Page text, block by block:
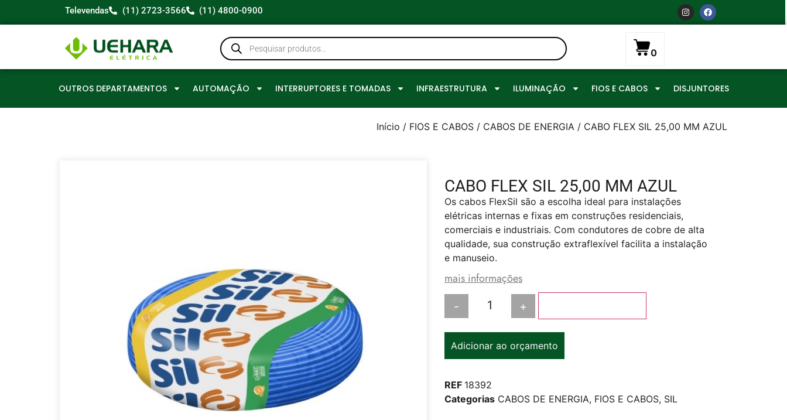
Televendas (11) 2723-3566 (11) 4800-0900
0
OUTROS DEPARTAMENTOS AUTOMAÇÃO INTERRUPTORES E TOMADAS INFRAESTRUTURA ILUMINAÇÃO FIOS E CABOS DISJUNTORES
Início / FIOS E CABOS / CABOS DE ENERGIA / CABO FLEX SIL 25,00 MM AZUL
CABO FLEX SIL 25,00 MM AZUL
Os cabos FlexSil são a escolha ideal para instalações
elétricas internas e fixas em construções residenciais,
comerciais e industriais. Com condutores de cobre de alta
qualidade, sua construção extraflexível facilita a instalação
e manuseio.
mais informações
- +
Adicionar ao orçamento
REF 18392
Categorias CABOS DE ENERGIA, FIOS E CABOS, SIL